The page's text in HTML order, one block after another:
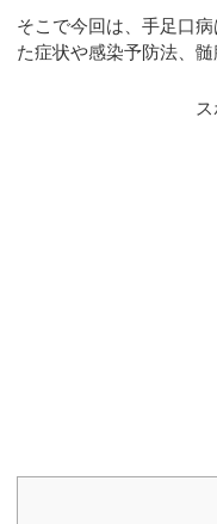
そこで今回は、手足口
た症状や感染予防法、